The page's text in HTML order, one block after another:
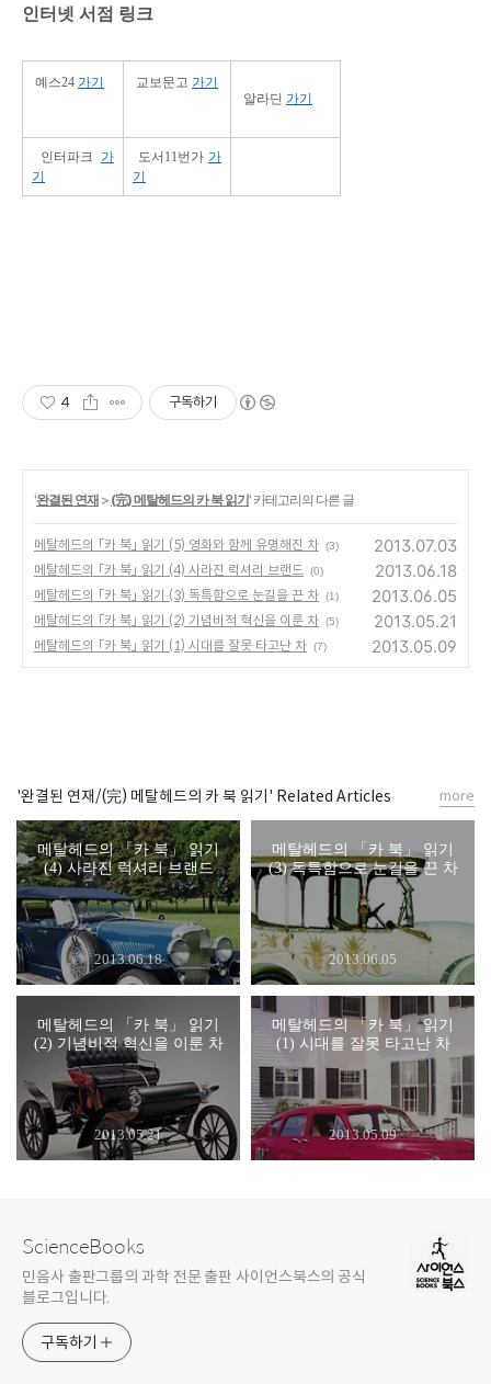
인터넷 서점 링크
예스24 가기 교보문고 가기
알라딘 가기
인터파크 가
기
도서11번가 가
기
4 구독하기
'완결된 연재 > (完) 메탈헤드의 카 북 읽기' 카테고리의 다른 글
메탈헤드의 「카 북」 읽기 (5) 영화와 함께 유명해진 차 (3) 2013.07.03
메탈헤드의 「카 북」 읽기 (4) 사라진 럭셔리 브랜드 (0) 2013.06.18
메탈헤드의 「카 북」 읽기 (3) 독특함으로 눈길을 끈 차 (1) 2013.06.05
메탈헤드의 「카 북」 읽기 (2) 기념비적 혁신을 이룬 차 (5) 2013.05.21
메탈헤드의 「카 북」 읽기 (1) 시대를 잘못 타고난 차 (7) 2013.05.09
'완결된 연재/(完) 메탈헤드의 카 북 읽기' Related Articles
메탈헤드의 「카 북」 읽기
(4) 사라진 럭셔리 브랜드
2013.06.18
메탈헤드의 「카 북」 읽기
(3) 독특함으로 눈길을 끈 차
2013.06.05
메탈헤드의 「카 북」 읽기
(2) 기념비적 혁신을 이룬 차
2013.05.21
메탈헤드의 「카 북」 읽기
(1) 시대를 잘못 타고난 차
2013.05.09
more
ScienceBooks
민음사 출판그룹의 과학 전문 출판 사이언스북스의 공식
블로그입니다.
구독하기